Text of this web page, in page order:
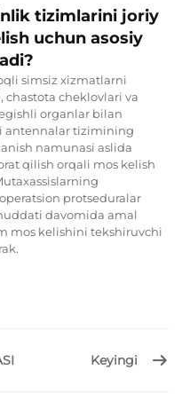
tizimlarini joriy
uchun asosiy
simsiz xizmatlarni
cheklovlari va
organlar bilan
antennalar tizimining
namunasi aslida
qilish orqali mos kelish
protseduralar
davomida amal
mos kelishini tekshiruvchi
Keyingi